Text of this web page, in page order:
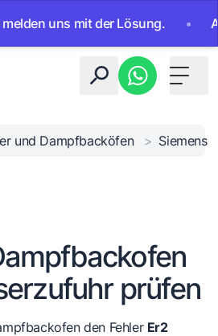
uns mit der Lösung. • Ab
Toggle
und Dampfbacköfen > Siemens
prüfen
den Fehler Er2